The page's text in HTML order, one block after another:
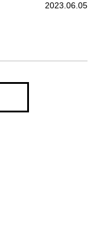
2023.06.05